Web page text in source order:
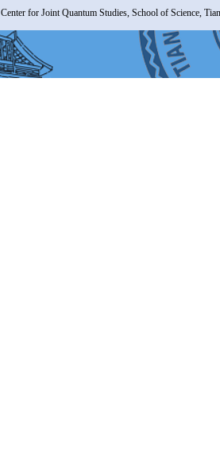
Center for Joint Quantum Studies, School of Science,